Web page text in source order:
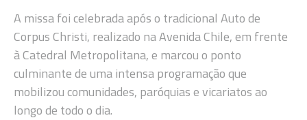
A missa foi celebrada após o tradicional Auto de
Corpus Christi, realizado na Avenida Chile, em frente
à Catedral Metropolitana, e marcou o ponto
culminante de uma intensa programação que
mobilizou comunidades, paróquias e vicariatos ao
longo de todo o dia.